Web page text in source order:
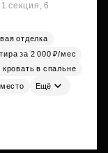
секция, 6
отделка
за 2 000 ₽/мес
в спальне
Ещё